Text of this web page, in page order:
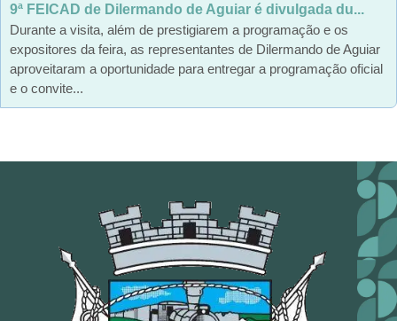
9ª FEICAD de Dilermando de Aguiar é divulgada du...
Durante a visita, além de prestigiarem a programação e os
expositores da feira, as representantes de Dilermando de Aguiar
aproveitaram a oportunidade para entregar a programação oficial
e o convite...